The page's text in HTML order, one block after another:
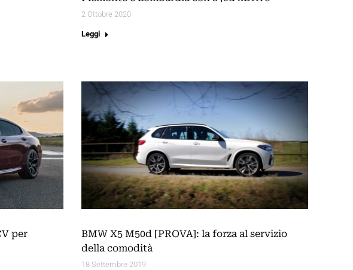
2 Ottobre 2020
Leggi
per
BMW X5 M50d [PROVA]: la forza al servizio
della comodità
18 Settembre 2019